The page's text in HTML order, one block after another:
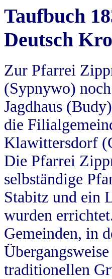
Taufbuch
Deutsch
Zur Pfarrei
(Sypnywo)
Jagdhaus
die
Klawittersdorf
Die Pfarrei
selbständige
Stabitz und ein
wurden
Gemeinden, in
traditionellen